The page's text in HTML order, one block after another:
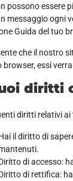
possono essere
messaggio ogni
Guida del tuo
che il nostro
browser, essi
diritti
diritti relativi
il diritto di
di accesso:
di rettifica: